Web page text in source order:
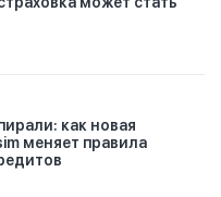
как новая
меняет правила